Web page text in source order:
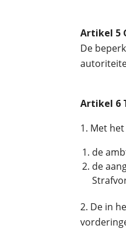
Artikel 5
De
Artikel 6
1. Met
de
de
2. De in